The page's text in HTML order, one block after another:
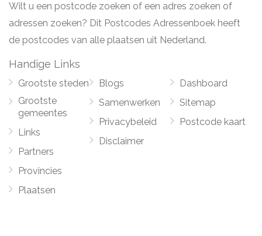
Wilt u een postcode zoeken of een adres zoeken of
adressen zoeken? Dit Postcodes Adressenboek heeft
de postcodes van alle plaatsen uit Nederland.
Handige Links
Grootste steden
Grootste
gemeentes
Links
Partners
Provincies
Plaatsen
Blogs
Samenwerken
Privacybeleid
Disclaimer
Dashboard
Sitemap
Postcode kaart